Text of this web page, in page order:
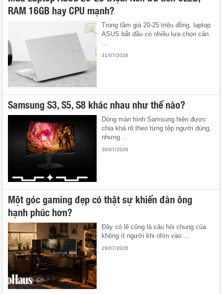
RAM 16GB hay CPU mạnh?
Trong tầm giá 20-25 triệu đồng, laptop
ASUS bắt đầu có nhiều lựa chọn cân
31/07/2026
Samsung S3, S5, S8 khác nhau như thế nào?
Dòng màn hình Samsung hiện được
chia khá rõ theo từng tệp người dùng,
nhưng ...
30/07/2026
Một góc gaming đẹp có thật sự khiến đàn ông
hạnh phúc hơn?
Đây có lẽ cũng là câu hỏi chung của
không ít người khi nhìn vào ...
29/07/2026